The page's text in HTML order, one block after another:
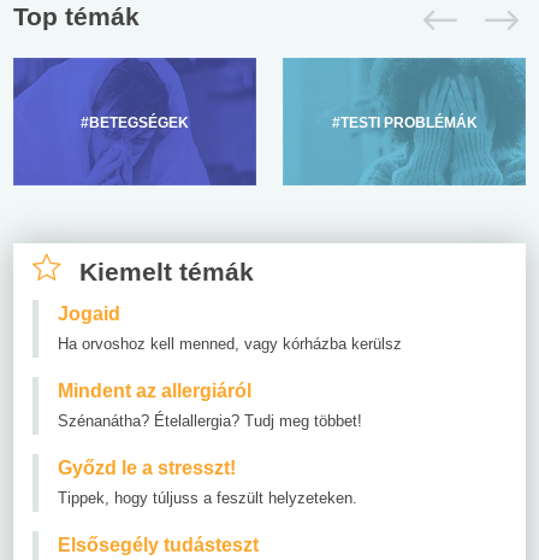
Top témák
#BETEGSÉGEK #TESTI PROBLÉMÁK
Kiemelt témák
Jogaid
Ha orvoshoz kell menned, vagy kórházba kerülsz
Mindent az allergiáról
Szénanátha? Ételallergia? Tudj meg többet!
Győzd le a stresszt!
Tippek, hogy túljuss a feszült helyzeteken.
Elsősegély tudásteszt